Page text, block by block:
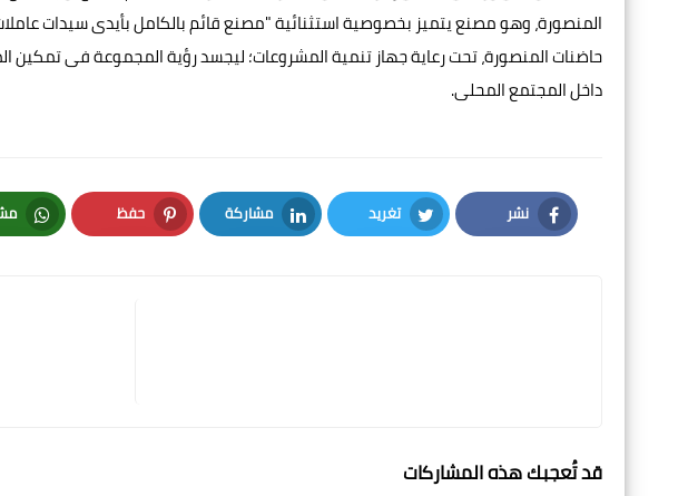
المنصورة، وهو مصنع يتميز بخصوصية استثنائية "مصنع قائم بالكامل بأيدى سيدات
حاضنات المنصورة، تحت رعاية جهاز تنمية المشروعات؛ ليجسد رؤية المجموعة فى
داخل المجتمع المحلى.
نشر
Facebook
تغريد
Twitter
مشاركة
LinkedIn
حفظ
Pinterest
قد تُعجبك هذه المشاركات